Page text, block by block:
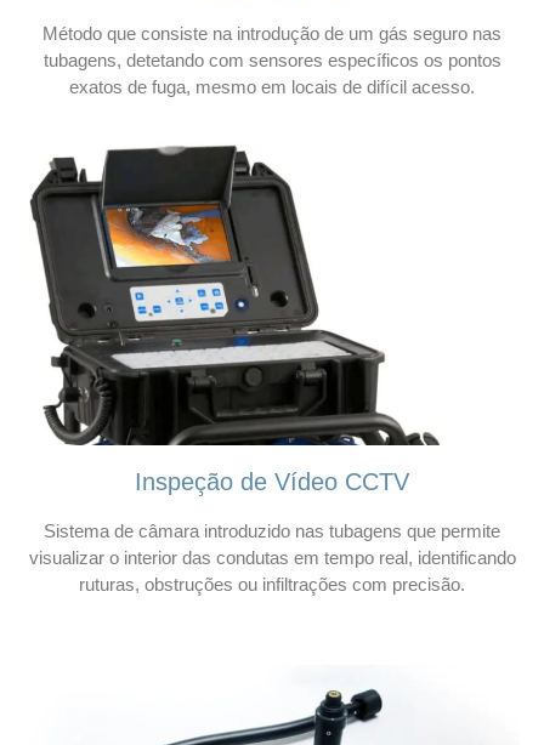
Método que consiste na introdução de um gás seguro nas
tubagens, detetando com sensores específicos os pontos
exatos de fuga, mesmo em locais de difícil acesso.
Inspeção de Vídeo CCTV
Sistema de câmara introduzido nas tubagens que permite
visualizar o interior das condutas em tempo real, identificando
ruturas, obstruções ou infiltrações com precisão.